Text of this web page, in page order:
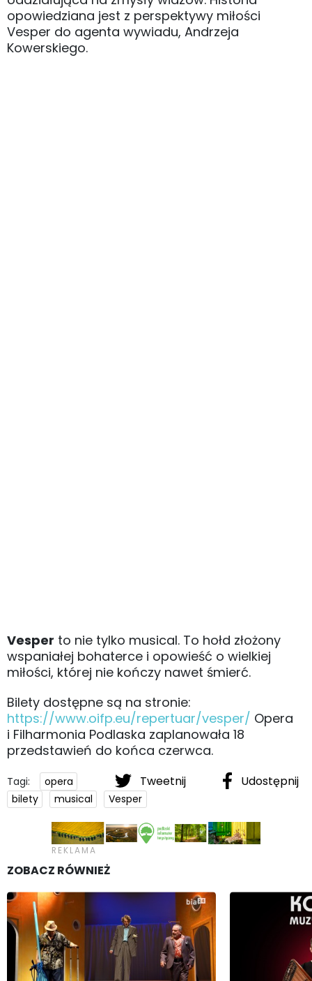
opowiedziana jest z perspektywy miłości
Vesper do agenta wywiadu, Andrzeja
Kowerskiego.
Vesper to nie tylko musical. To hołd złożony
wspaniałej bohaterce i opowieść o wielkiej
miłości, której nie kończy nawet śmierć.
Bilety dostępne są na stronie:
https://www.oifp.eu/repertuar/vesper/ Opera
i Filharmonia Podlaska zaplanowała 18
przedstawień do końca czerwca.
Tweetnij Udostępnij
Tagi:
opera
bilety
musical Vesper
ZOBACZ RÓWNIEŻ